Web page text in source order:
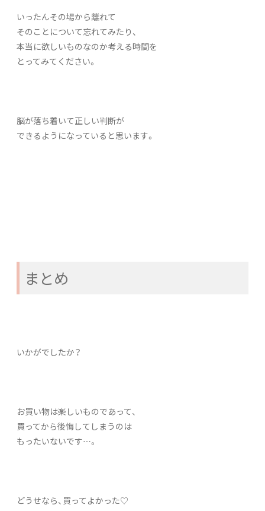
いったんその場から離れて
そのことについて忘れてみたり、
本当に欲しいものなのか考える時間を
とってみてください。
脳が落ち着いて正しい判断が
できるようになっていると思います。
まとめ
いかがでしたか？
お買い物は楽しいものであって、
買ってから後悔してしまうのは
もったいないです…。
どうせなら、買ってよかった♡